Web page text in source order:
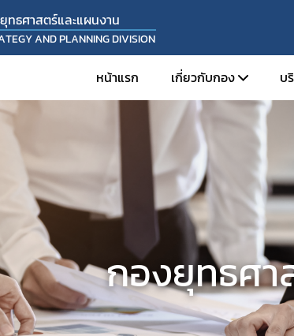
ทธศาสตร์และแผนงาน
AND PLANNING DIVISION
หน้าแรก เกี่ยวกับกอง
แนะนำ กยผ.
นโยบาย
วิสัยทัศน์และค่านิยม
ภารกิจ
โครงสร้างภายใน
ทำเนียบผู้บริหาร แ
บ
กองยุทธศา